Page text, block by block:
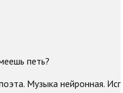
петь?
Музыка нейронная.